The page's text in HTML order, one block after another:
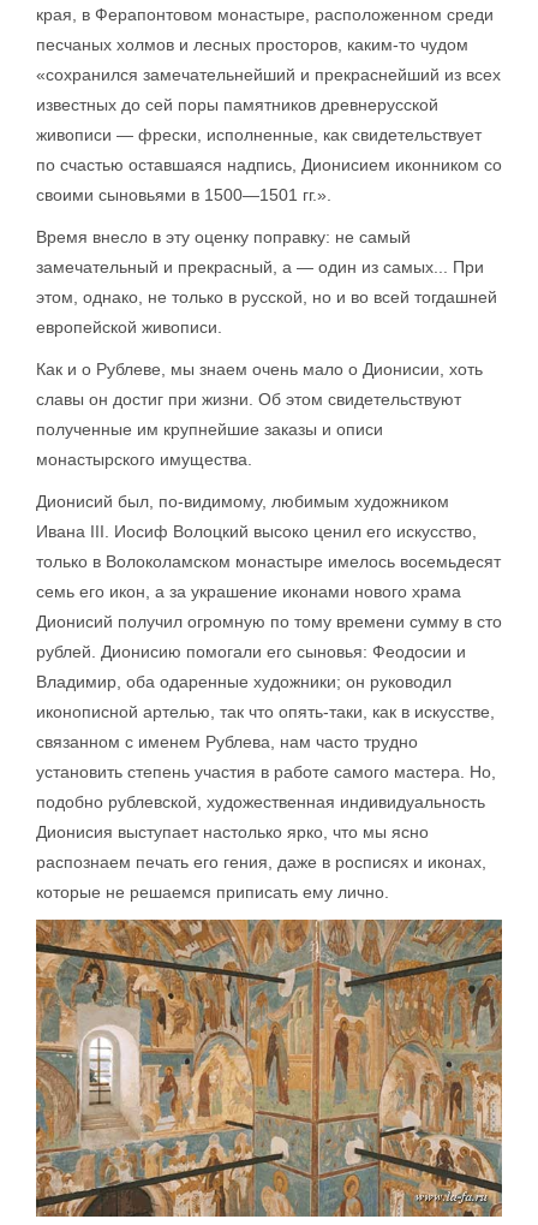
края, в Ферапонтовом монастыре, расположенном среди
песчаных холмов и лесных просторов, каким-то чудом
«сохранился замечательнейший и прекраснейший из всех
известных до сей поры памятников древнерусской
живописи — фрески, исполненные, как свидетельствует
по счастью оставшаяся надпись, Дионисием иконником со
своими сыновьями в 1500—1501 гг.».
Время внесло в эту оценку поправку: не самый
замечательный и прекрасный, а — один из самых... При
этом, однако, не только в русской, но и во всей тогдашней
европейской живописи.
Как и о Рублеве, мы знаем очень мало о Дионисии, хоть
славы он достиг при жизни. Об этом свидетельствуют
полученные им крупнейшие заказы и описи
монастырского имущества.
Дионисий был, по-видимому, любимым художником
Ивана III. Иосиф Волоцкий высоко ценил его искусство,
только в Волоколамском монастыре имелось восемьдесят
семь его икон, а за украшение иконами нового храма
Дионисий получил огромную по тому времени сумму в сто
рублей. Дионисию помогали его сыновья: Феодосии и
Владимир, оба одаренные художники; он руководил
иконописной артелью, так что опять-таки, как в искусстве,
связанном с именем Рублева, нам часто трудно
установить степень участия в работе самого мастера. Но,
подобно рублевской, художественная индивидуальность
Дионисия выступает настолько ярко, что мы ясно
распознаем печать его гения, даже в росписях и иконах,
которые не решаемся приписать ему лично.